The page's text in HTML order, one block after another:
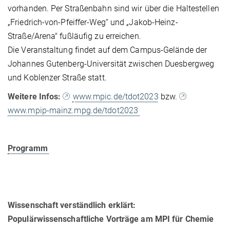
vorhanden. Per Straßenbahn sind wir über die Haltestellen
„Friedrich-von-Pfeiffer-Weg“ und „Jakob-Heinz-
Straße/Arena" fußläufig zu erreichen.
Die Veranstaltung findet auf dem Campus-Gelände der
Johannes Gutenberg-Universität zwischen Duesbergweg
und Koblenzer Straße statt.
Weitere Infos:
www.mpic.de/tdot2023 bzw.
www.mpip-mainz.mpg.de/tdot2023
Programm
Wissenschaft verständlich erklärt:
Populärwissenschaftliche Vorträge am MPI für Chemie